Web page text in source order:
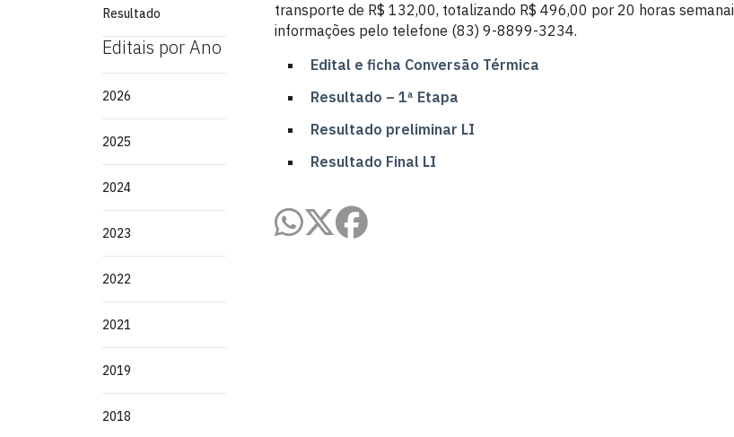
Resultado
Editais por Ano
2026
2025
2024
2023
2022
2021
2019
2018
transporte de R$ 132,00, totalizando R$ 496,00 por 20 horas
informações pelo telefone (83) 9-8899-3234.
Edital e ficha Conversão Térmica
Resultado – 1ª Etapa
Resultado preliminar LI
Resultado Final LI